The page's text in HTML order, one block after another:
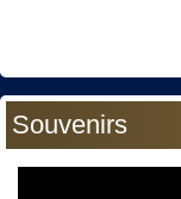
Souvenirs